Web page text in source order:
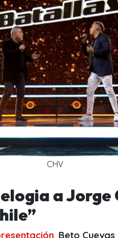
CHV
a
Beto Cuevas